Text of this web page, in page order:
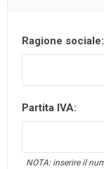
Ragione sociale:
Partita IVA:
NOTA: inserire il